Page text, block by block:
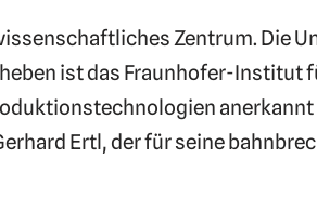
Zentrum. Die
ist das Fraunhofer-
Ertl, der für seine